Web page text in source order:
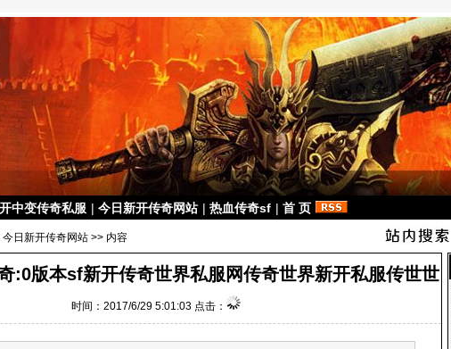
中变传奇私服 | 今日新开传奇网站 | 热血传奇sf | 首 页
今日新开传奇网站 >> 内容
:0版本sf新开传奇世界私服网传奇世界新开私服传世世
时间：2017/6/29 5:01:03 点击：